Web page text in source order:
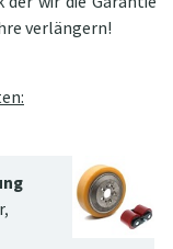
verlängern!